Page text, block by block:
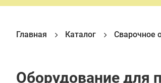
Главная Каталог Сварочное
Оборудование для